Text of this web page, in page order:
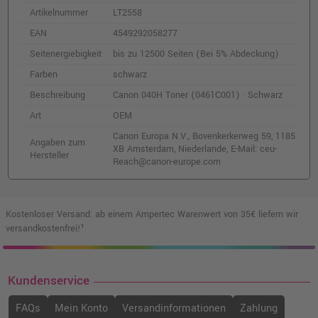
Kompatibler Toner ersetzt Canon 040
o. MwSt. 47,90 €
57,00 € shopping_cart
(0454C001) · Gelb
o. MwSt.76,47 €
91,00 €
inkl. MwSt.zzgl. Versand
shopping_cart
040H cyan
149,99 € shopping_cart
Canon 040H Toner (0457C001) · Magenta
o. MwSt. 184,87 €
Artikelnummer
LT2558
EAN
4549292058277
Seitenergiebigkeit
bis zu 12500 Seiten (Bei 5% Abdeckung)
Farben
schwarz
Beschreibung
Canon 040H Toner (0461C001) · Schwarz
Art
OEM
Angaben zum
Hersteller
Canon Europa N.V., Bovenkerkerweg 59, 1185
XB Amsterdam, Niederlande, E-Mail: ceu-
Reach@canon-europe.com
Kostenloser Versand: ab einem Ampertec Warenwert von 35€ liefern wir
versandkostenfrei!¹
Kundenservice
FAQs Mein Konto Versandinformationen
Zahlung